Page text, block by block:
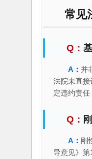
常见
并
法院未直
定违约责任
刚
导意见》